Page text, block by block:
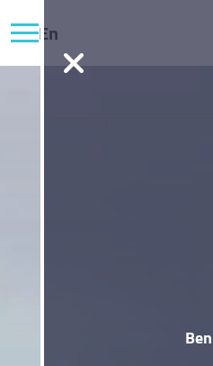
Enمن رواد النقل البحري